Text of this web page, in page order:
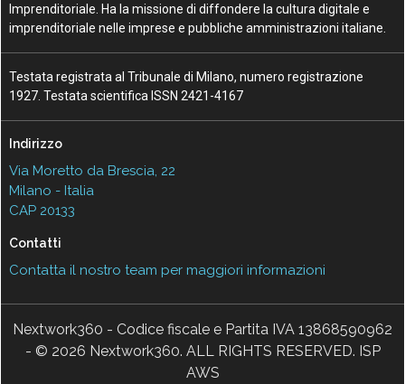
Imprenditoriale. Ha la missione di diffondere la cultura digitale e
imprenditoriale nelle imprese e pubbliche amministrazioni italiane.
Testata registrata al Tribunale di Milano, numero registrazione
1927. Testata scientifica ISSN 2421-4167
Indirizzo
Via Moretto da Brescia, 22
Milano - Italia
CAP 20133
Contatti
Contatta il nostro team per maggiori informazioni
Nextwork360 - Codice fiscale e Partita IVA 13868590962
- © 2026 Nextwork360. ALL RIGHTS RESERVED. ISP
AWS